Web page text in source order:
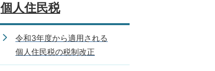
個人住民税
令和3年度から適用される
個人住民税の税制改正